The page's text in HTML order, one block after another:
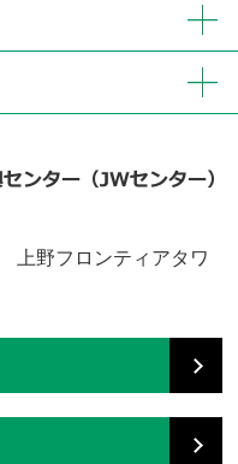
上野フロンティアタワ